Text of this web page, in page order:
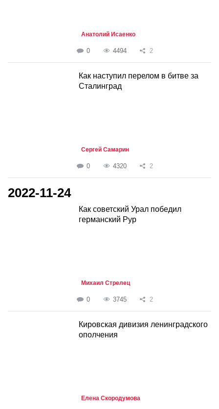
Анатолий Исаенко
0 4494 2
Как наступил перелом в битве за
Сталинград
Сергей Самарин
0 4320 2
2022-11-24
Как советский Урал победил
германский Рур
Михаил Стрелец
0 3745 2
Кировская дивизия ленинградского
ополчения
Елена Скородумова